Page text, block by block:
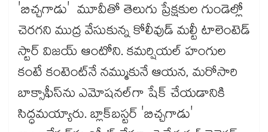
'బిచ్చగాడు' మూవీతో తెలుగు ప్రేక్షకుల గుండెల్లో
చెరగని ముద్ర వేసుకున్న కోలీవుడ్ మల్టీ టాలెంటెడ్
స్టార్ విజయ్ ఆంటోని. కమర్షియల్ హంగుల
కంటే కంటెంట్‌నే నమ్ముకునే ఆయన, మరోసారి
బాక్సాఫీస్‌ను ఎమోషనల్‌గా షేక్ చేయడానికి
సిద్ధమయ్యారు. బ్లాక్‌బస్టర్ 'బిచ్చగాడు'